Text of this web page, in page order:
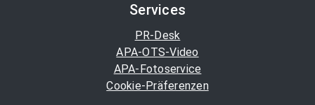
Services
PR-Desk
APA-OTS-Video
APA-Fotoservice
Cookie-Präferenzen